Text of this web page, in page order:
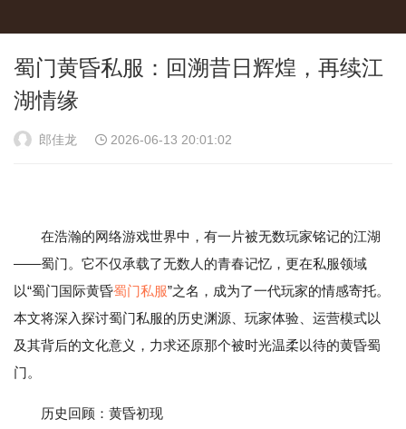
蜀门黄昏私服：回溯昔日辉煌，再续江
湖情缘
郎佳龙 2026-06-13 20:01:02
在浩瀚的网络游戏世界中，有一片被无数玩家铭记的江湖
——蜀门。它不仅承载了无数人的青春记忆，更在私服领域
以“蜀门国际黄昏蜀门私服”之名，成为了一代玩家的情感寄托。
本文将深入探讨蜀门私服的历史渊源、玩家体验、运营模式以
及其背后的文化意义，力求还原那个被时光温柔以待的黄昏蜀
门。
历史回顾：黄昏初现